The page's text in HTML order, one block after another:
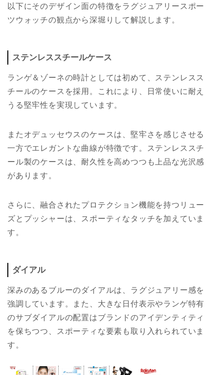
以下にそのデザイン面の特徴をラグジュアリースポー
ツウォッチの観点から深堀りして解説します。
ステンレススチールケース
ランゲ＆ゾーネの時計としては初めて、ステンレスス
チールのケースを採用。これにより、日常使いに耐え
うる堅牢性を実現しています。
またオデュッセウスのケースは、堅牢さを感じさせる
一方でエレガントな曲線が特徴です。ステンレススチ
ール製のケースは、耐久性を高めつつも上品な光沢感
があります。
さらに、融合されたプロテクション機能を持つリュー
ズとプッシャーは、スポーティなタッチを加えていま
す。
ダイアル
深みのあるブルーのダイアルは、ラグジュアリー感を
強調しています。また、大きな日付表示やランゲ特有
のサブダイアルの配置はブランドのアイデンティティ
を保ちつつ、スポーティな要素も取り入れられていま
す。